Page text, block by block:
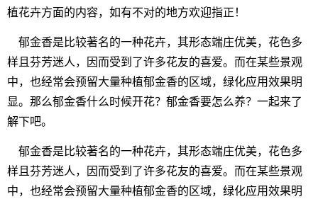
植花卉方面的内容，如有不对的地方欢迎指正！
郁金香是比较著名的一种花卉，其形态端庄优美，花色多
样且芬芳迷人，因而受到了许多花友的喜爱。而在某些景观
中，也经常会预留大量种植郁金香的区域，绿化应用效果明
显。那么郁金香什么时候开花？郁金香要怎么养？一起来了
解下吧。
郁金香是比较著名的一种花卉，其形态端庄优美，花色多
样且芬芳迷人，因而受到了许多花友的喜爱。而在某些景观
中，也经常会预留大量种植郁金香的区域，绿化应用效果明